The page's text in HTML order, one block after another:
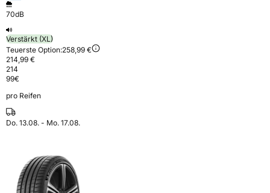
70dB
Verstärkt (XL)
Teuerste Option:258,99 €
214,99 €
214
99€
pro Reifen
Do. 13.08. - Mo. 17.08.